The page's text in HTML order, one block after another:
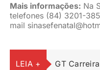
Mais informações: Na
telefones (84) 3201-
mail
LEIA + GT